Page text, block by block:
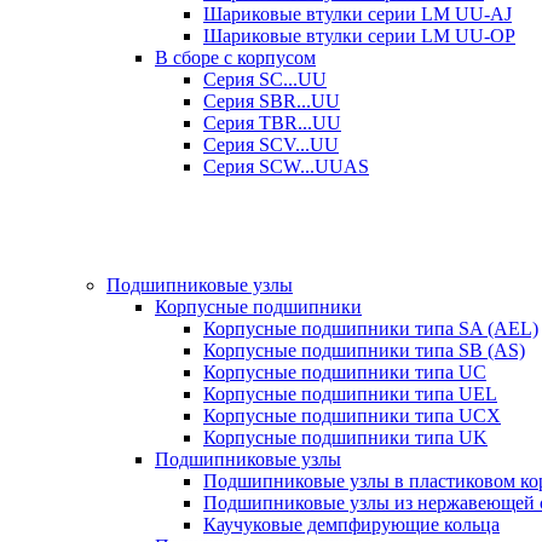
Шариковые втулки серии LM UU-AJ
Шариковые втулки серии LM UU-OP
В сборе с корпусом
Серия SC...UU
Серия SBR...UU
Серия TBR...UU
Серия SCV...UU
Серия SCW...UUAS
Подшипниковые узлы
Корпусные подшипники
Корпусные подшипники типа SA (AEL)
Корпусные подшипники типа SB (AS)
Корпусные подшипники типа UC
Корпусные подшипники типа UEL
Корпусные подшипники типа UCX
Корпусные подшипники типа UK
Подшипниковые узлы
Подшипниковые узлы в пластиковом
Подшипниковые узлы из нержавеющей
Каучуковые демпфирующие кольца